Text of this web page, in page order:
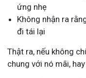
ứng nhẹ
Không nhận ra
đi tái lại
Thật ra, nếu không
chung với nó mãi,